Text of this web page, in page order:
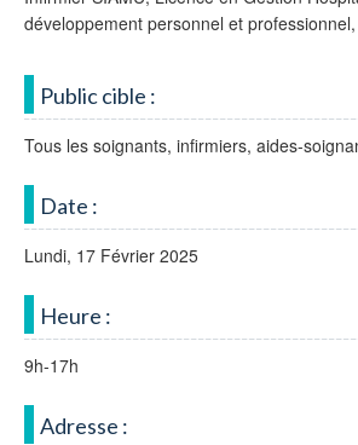
développement personnel et
Public cible :
Tous les soignants, infirmiers, aides-
Date :
Lundi, 17 Février 2025
Heure :
9h-17h
Adresse :